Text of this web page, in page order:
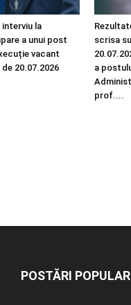
la
a unui post
vacant
20.07.2026
scrisa
a
prof....
POSTĂRI